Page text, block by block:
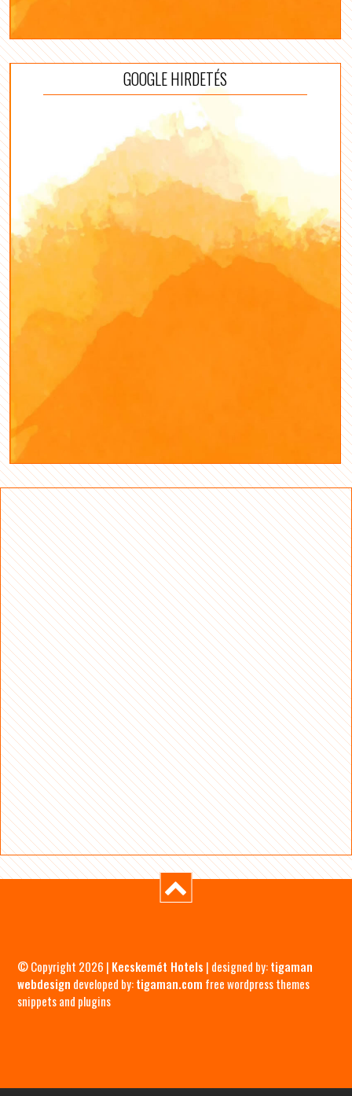
GOOGLE HIRDETÉS
© Copyright 2026 | Kecskemét Hotels | designed by:tigaman
webdesign developed by:tigaman.com free wordpress themes
snippets and plugins